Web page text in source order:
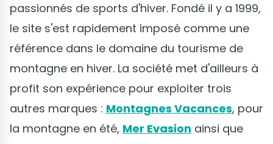
passionnés de sports d'hiver. Fondé il y a 1999,
le site s'est rapidement imposé comme une
référence dans le domaine du tourisme de
montagne en hiver. La société met d'ailleurs à
profit son expérience pour exploiter trois
autres marques : Montagnes Vacances, pour
la montagne en été, Mer Evasion ainsi que